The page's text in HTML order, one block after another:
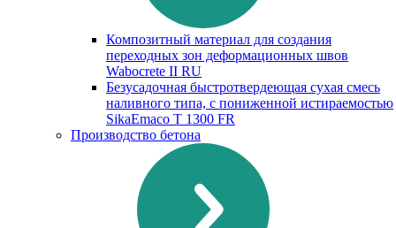
Композитный материал для создания
переходных зон деформационных швов
Waboсrete II RU
Безусадочная быстротвердеющая сухая смесь
наливного типа, с пониженной истираемостью
SikaEmaco T 1300 FR
Производство бетона